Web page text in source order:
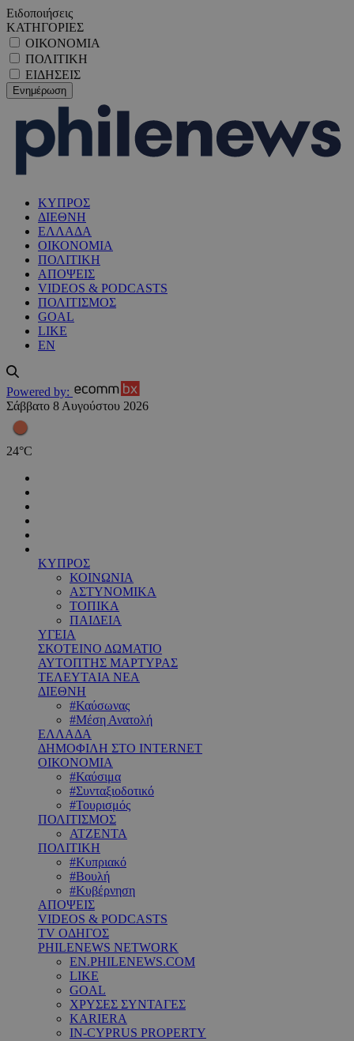
Ειδοποιήσεις
ΚΑΤΗΓΟΡΙΕΣ
ΟΙΚΟΝΟΜΙΑ
ΠΟΛΙΤΙΚΗ
ΕΙΔΗΣΕΙΣ
ΚΥΠΡΟΣ
ΔΙΕΘΝΗ
ΕΛΛΑΔΑ
ΟΙΚΟΝΟΜΙΑ
ΠΟΛΙΤΙΚΗ
ΑΠΟΨΕΙΣ
VIDEOS & PODCASTS
ΠΟΛΙΤΙΣΜΟΣ
GOAL
LIKE
EN
Powered by:
Σάββατο 8 Αυγούστου 2026
24°C
ΚΥΠΡΟΣ
ΚΟΙΝΩΝΙΑ
ΑΣΤΥΝΟΜΙΚΑ
ΤΟΠΙΚΑ
ΠΑΙΔΕΙΑ
ΥΓΕΙΑ
ΣΚΟΤΕΙΝΟ ΔΩΜΑΤΙΟ
ΑΥΤΟΠΤΗΣ ΜΑΡΤΥΡΑΣ
ΤΕΛΕΥΤΑΙΑ ΝΕΑ
ΔΙΕΘΝΗ
#Καύσωνας
#Μέση Ανατολή
ΕΛΛΑΔΑ
ΔΗΜΟΦΙΛΗ ΣΤΟ INTERNET
ΟΙΚΟΝΟΜΙΑ
#Καύσιμα
#Συνταξιοδοτικό
#Τουρισμός
ΠΟΛΙΤΙΣΜΟΣ
ΑΤΖΕΝΤΑ
ΠΟΛΙΤΙΚΗ
#Κυπριακό
#Βουλή
#Κυβέρνηση
ΑΠΟΨΕΙΣ
VIDEOS & PODCASTS
TV ΟΔΗΓΟΣ
PHILENEWS NETWORK
EN.PHILENEWS.COM
LIKE
GOAL
ΧΡΥΣΕΣ ΣΥΝΤΑΓΕΣ
KARIERA
IN-CYPRUS PROPERTY